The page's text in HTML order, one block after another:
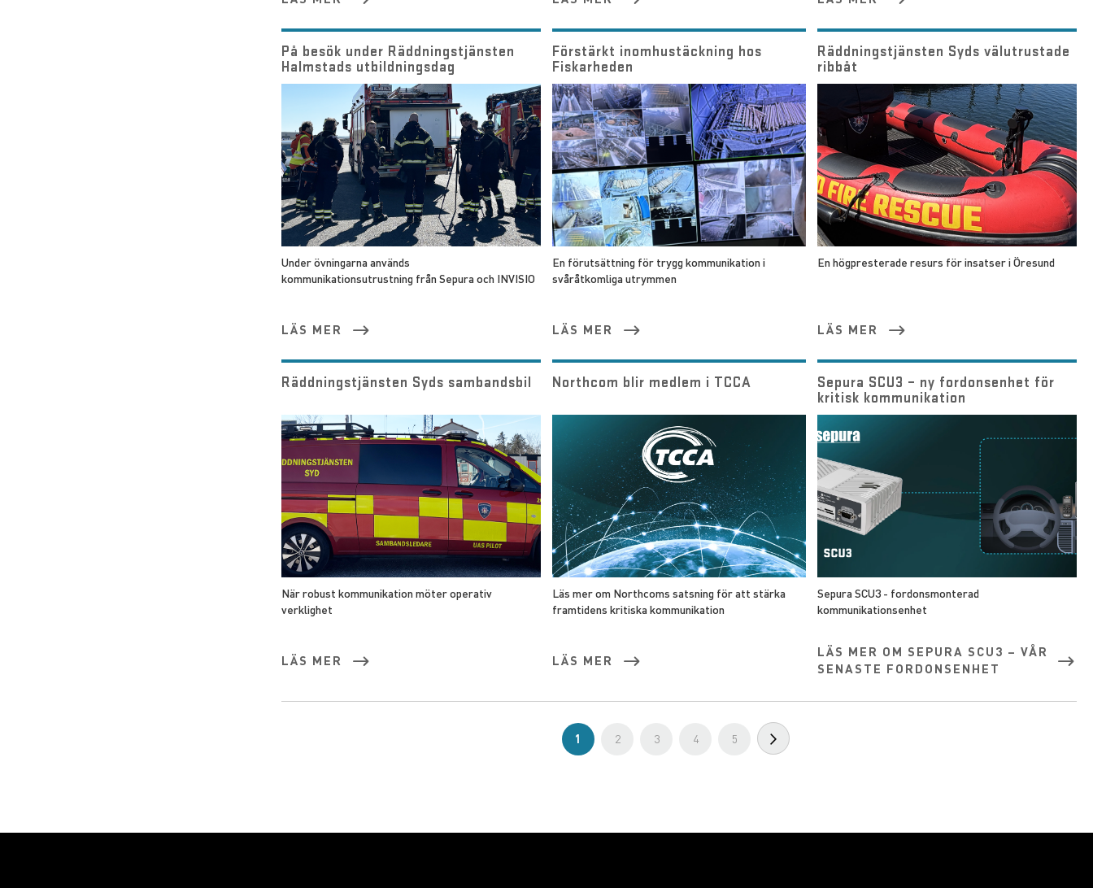
På besök under Räddningstjänsten
Halmstads utbildningsdag
Under övningarna används
kommunikationsutrustning från Sepura och INVISIO
LÄS MER
Förstärkt inomhustäckning hos
Fiskarheden
En förutsättning för trygg kommunikation i
svåråtkomliga utrymmen
LÄS MER
Räddningstjänsten Syds välutrustade
ribbåt
En högpresterade resurs för insatser i Öresund
LÄS MER
Räddningstjänsten Syds sambandsbil
När robust kommunikation möter operativ
verklighet
LÄS MER
Northcom blir medlem i TCCA
Läs mer om Northcoms satsning för att stärka
framtidens kritiska kommunikation
LÄS MER
Sepura SCU3 – ny fordonsenhet för
kritisk kommunikation
Sepura SCU3 - fordonsmonterad
kommunikationsenhet
LÄS MER OM SEPURA SCU3 – VÅR
SENASTE FORDONSENHET
Sida
You're currently reading page
1 Sida
2 Sida
3 Sida
4 Sida
5 Sida
Nästa